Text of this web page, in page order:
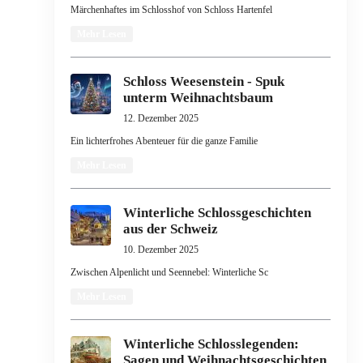
Märchenhaftes im Schlosshof von Schloss Hartenfel
Schloss Weesenstein - Spuk
unterm Weihnachtsbaum
12. Dezember 2025
Ein lichterfrohes Abenteuer für die ganze Familie
Winterliche Schlossgeschichten
aus der Schweiz
10. Dezember 2025
Zwischen Alpenlicht und Seennebel: Winterliche Sc
Winterliche Schlosslegenden: